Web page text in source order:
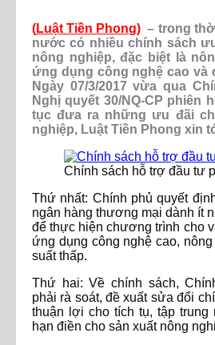
(Luật Tiền Phong) – trong
nước có nhiều chính sách
nông nghiệp, đặc biệt là
ứng dụng công nghệ cao và
Ngày 07/3/2017 vừa qua
Nghị quyết 30/NQ-CP phiên
tục đưa ra những ưu đãi
nghiệp, Luật Tiền Phong xin
Chính sách hỗ trợ đầu tư
Thứ nhất: Chính phủ quyết
ngân hàng thương mại dành ít
để thực hiện chương trình cho
ứng dụng công nghệ cao,
suất thấp.
Thứ hai: Về chính sách,
phải rà soát, đề xuất sửa đổi
thuận lợi cho tích tụ, tập trung
hạn điền cho sản xuất nông